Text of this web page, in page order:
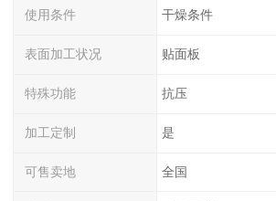
使用条件 干燥条件
表面加工状况 贴面板
特殊功能 抗压
加工定制 是
可售卖地 全国